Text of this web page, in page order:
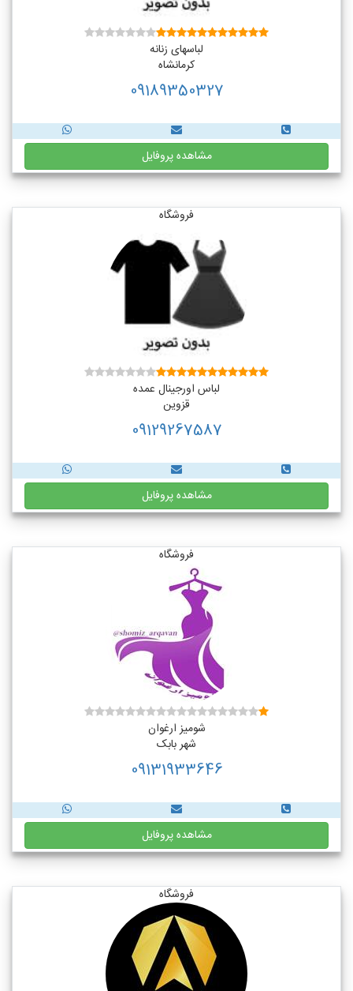
لباسهای زنانه
کرمانشاه
09189350327
مشاهده پروفایل
فروشگاه
لباس اورجینال عمده
قزوین
09129267587
مشاهده پروفایل
فروشگاه
شومیز ارغوان
شهر بابک
09131933646
مشاهده پروفایل
فروشگاه